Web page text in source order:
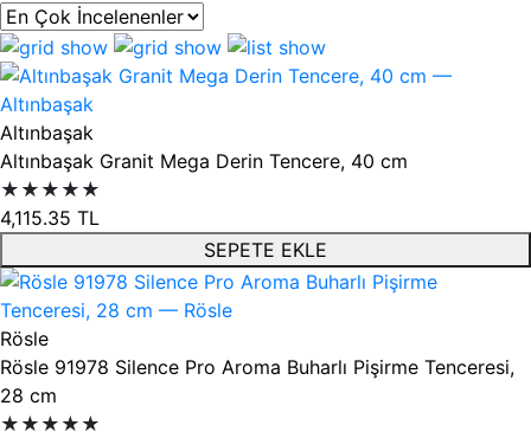
Ürün listesi
Altınbaşak
Altınbaşak Granit Mega Derin Tencere, 40 cm
★★★★★
4,115.35 TL
SEPETE EKLE
Rösle
Rösle 91978 Silence Pro Aroma Buharlı Pişirme Tenceresi,
28 cm
★★★★★